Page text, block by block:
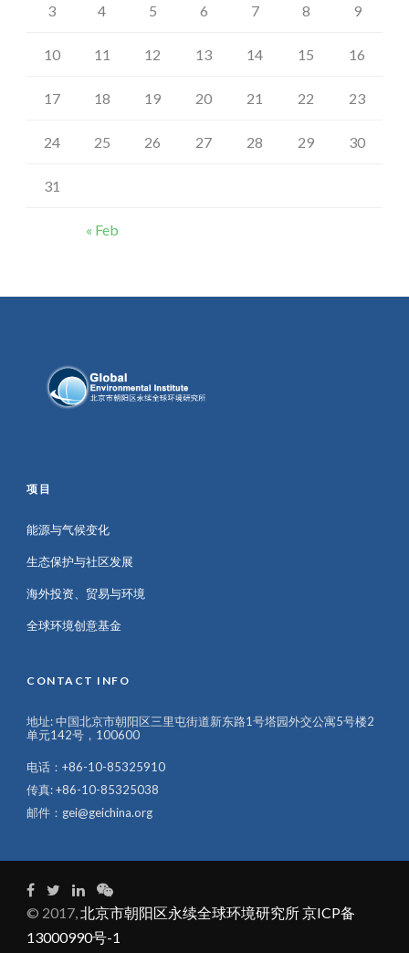
« Feb
3 4 5 6 7 8 9
10 11 12 13 14 15 16
17 18 19 20 21 22 23
24 25 26 27 28 29 30
31
项目
能源与气候变化
生态保护与社区发展
海外投资、贸易与环境
全球环境创意基金
CONTACT INFO
地址: 中国北京市朝阳区三里屯街道新东路1号塔园外交公寓5号楼2
单元142号，100600
电话：+86-10-85325910
传真: +86-10-85325038
邮件：gei@geichina.org
© 2017, 北京市朝阳区永续全球环境研究所 京ICP备
13000990号-1